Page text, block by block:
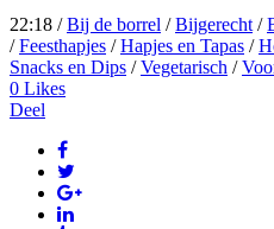
22:18 /Bij de borrel /Bijgerecht /
/Feesthapjes /Hapjes en Tapas /
Snacks en Dips /Vegetarisch /
0 Likes
Deel